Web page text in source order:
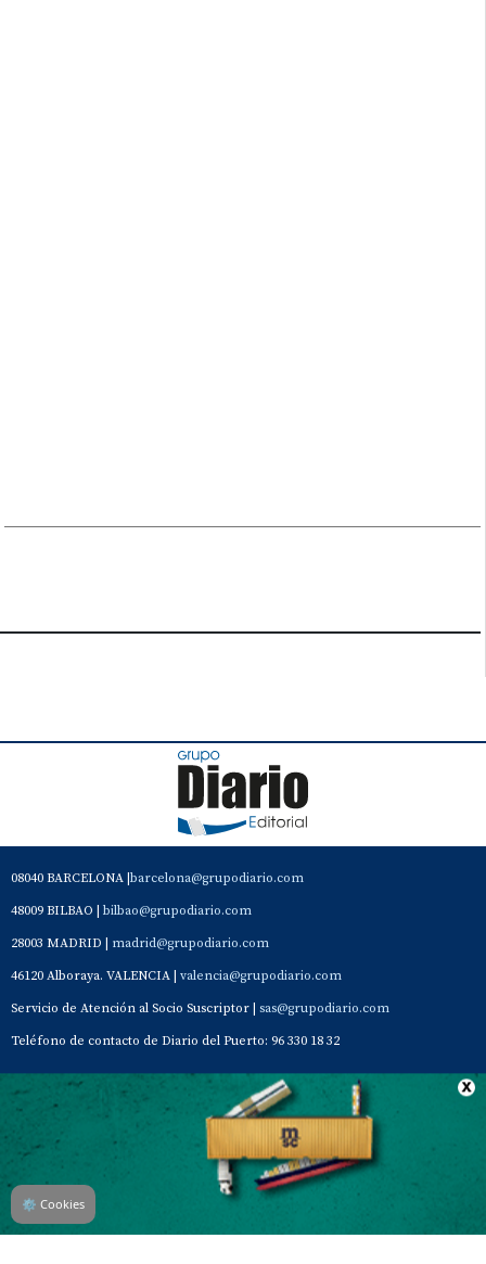
08040 BARCELONA | barcelona@grupodiario.com
48009 BILBAO | bilbao@grupodiario.com
28003 MADRID | madrid@grupodiario.com
46120 Alboraya. VALENCIA | valencia@grupodiario.com
Servicio de Atención al Socio Suscriptor | sas@grupodiario.com
Teléfono de contacto de Diario del Puerto: 96 330 18 32
Contacto Aviso Legal Quiénes somos Política de privacidad
⚙ Cookies